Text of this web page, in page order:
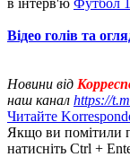
Відео голів та
Новини від
наш канал https://
Читайте
Якщо ви помітили
натисніть Ctrl +